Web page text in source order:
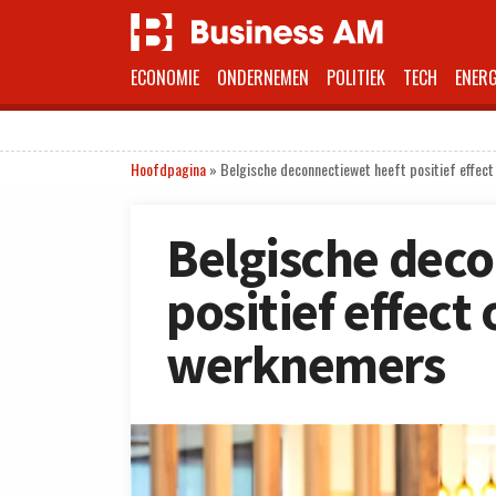
ECONOMIE ONDERNEMEN POLITIEK TECH
Hoofdpagina» Belgische deconnectiewet heeft positief
Belgische
positief effect
werknemers